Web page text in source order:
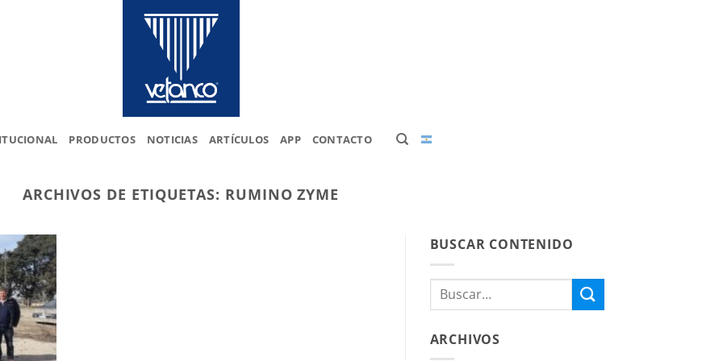
PRODUCTOS NOTICIAS ARTÍCULOS APP CONTACTO
ARCHIVOS DE ETIQUETAS: RUMINO ZYME
BUSCAR CONTENIDO
ARCHIVOS